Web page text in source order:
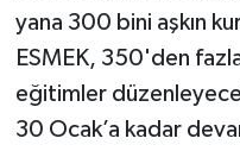
yana 300 bini aşkın
ESMEK, 350'den
eğitimler
30 Ocak’a kadar